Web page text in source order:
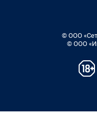
© ООО
© ООО